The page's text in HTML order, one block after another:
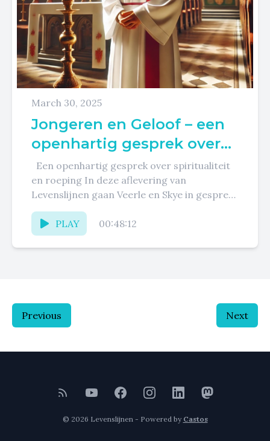
March 30, 2025
Jongeren en Geloof – een
openhartig gesprek over
spiritualiteit en roeping
Een openhartig gesprek over spiritualiteit
en roeping In deze aflevering van
Levenslijnen gaan Veerle en Skye in gesprek
met Artuur, een jonge gelovige die...
PLAY
00:48:12
Previous Next
© 2026 Levenslijnen - Powered by Castos